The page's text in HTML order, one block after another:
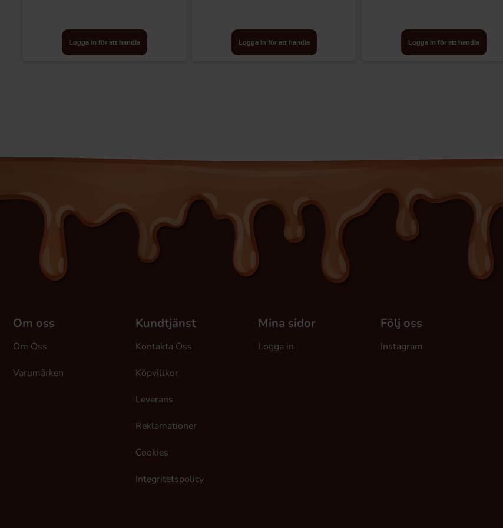
Logga in för att handla Logga in för att handla Logga in för att handla
Om oss
Om Oss
Varumärken
Kundtjänst
Kontakta Oss
Köpvillkor
Leverans
Reklamationer
Cookies
Integritetspolicy
Mina sidor
Logga in
Följ oss
Instagram